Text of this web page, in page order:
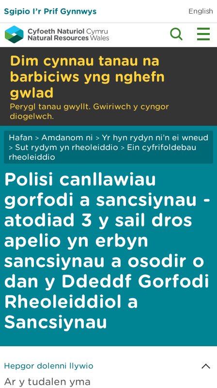
Sgipio I’r Prif Gynnwys English
Dim cynnau tanau na
barbiciws yng nghefn
gwlad
Perygl tanau gwyllt. Gwiriwch y cyngor
diogelwch.
Hafan > Amdanom ni > Yr hyn rydyn ni’n ei wneud
> Sut rydym yn rheoleiddio > Ein cyfrifoldebau
rheoleiddio
Polisi canllawiau
gorfodi a sancsiynau -
atodiad 3 y sail dros
apelio yn erbyn
sancsiynau a osodir o
dan y Ddeddf Gorfodi
Rheoleiddiol a
Sancsiynau
Hepgor dolenni llywio
Ar y tudalen yma